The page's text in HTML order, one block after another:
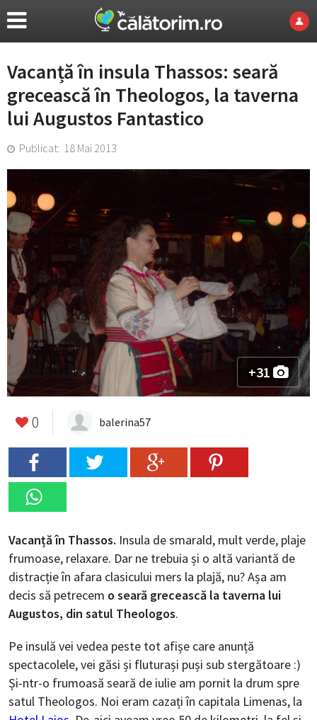
Vacanță în insula Thassos: seară
grecească în Theologos, la taverna
lui Augustos Fantastico
Publicat: 18 Mai 2013
+31
0 balerina57
Vacanță în Thassos. Insula de smarald, mult verde, plaje
frumoase, relaxare. Dar ne trebuia și o altă variantă de
distracție în afara clasicului mers la plajă, nu? Așa am
decis să petrecem o seară grecească la taverna lui
Augustos, din satul Theologos.
Pe insulă vei vedea peste tot afișe care anunță
spectacolele, vei găsi și fluturași puși sub stergătoare :)
Și-ntr-o frumoasă seară de iulie am pornit la drum spre
satul Theologos. Noi eram cazați în capitala Limenas, la